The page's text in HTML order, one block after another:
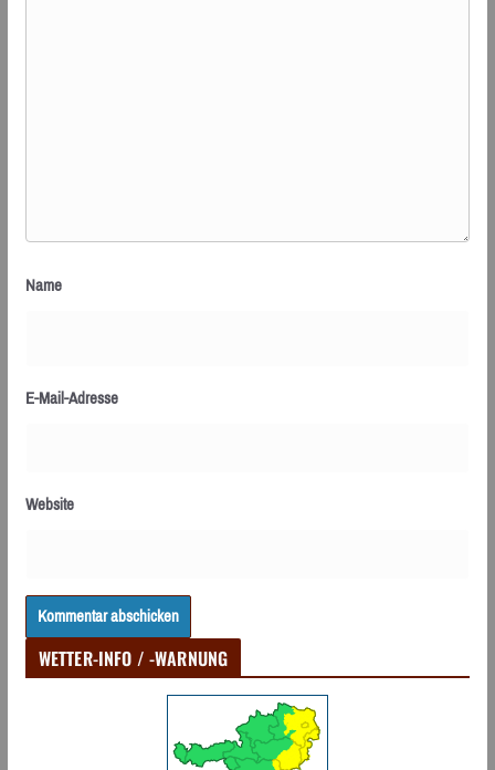
Name
E-Mail-Adresse
Website
WETTER-INFO / -WARNUNG